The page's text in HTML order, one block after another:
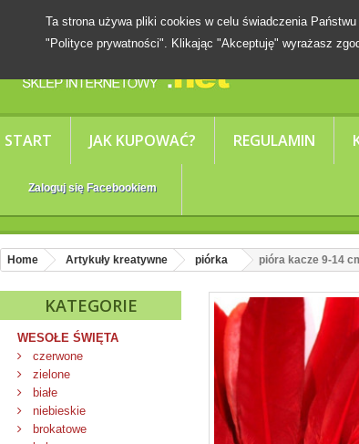
START JAK KUPOWAĆ? REGULAMIN
Zaloguj się Facebookiem
Ta strona używa pliki cookies w celu świadczenia
"Polityce prywatności". Klikając "Akceptuję" wyrażasz
Home Artykuły kreatywne piórka pióra kacze 9-14
KATEGORIE
WESOŁE ŚWIĘTA
czerwone
zielone
białe
niebieskie
brokatowe